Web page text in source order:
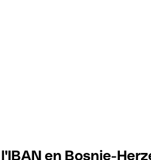
en Bosnie-